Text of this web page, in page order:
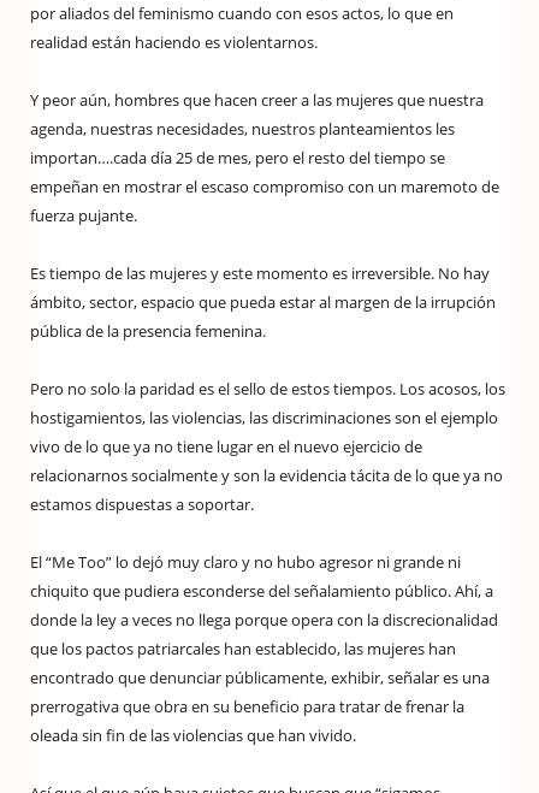
por aliados del feminismo cuando con esos actos, lo que en
realidad están haciendo es violentarnos.
Y peor aún, hombres que hacen creer a las mujeres que nuestra
agenda, nuestras necesidades, nuestros planteamientos les
importan….cada día 25 de mes, pero el resto del tiempo se
empeñan en mostrar el escaso compromiso con un maremoto de
fuerza pujante.
Es tiempo de las mujeres y este momento es irreversible. No hay
ámbito, sector, espacio que pueda estar al margen de la irrupción
pública de la presencia femenina.
Pero no solo la paridad es el sello de estos tiempos. Los acosos, los
hostigamientos, las violencias, las discriminaciones son el ejemplo
vivo de lo que ya no tiene lugar en el nuevo ejercicio de
relacionarnos socialmente y son la evidencia tácita de lo que ya no
estamos dispuestas a soportar.
El “Me Too” lo dejó muy claro y no hubo agresor ni grande ni
chiquito que pudiera esconderse del señalamiento público. Ahí, a
donde la ley a veces no llega porque opera con la discrecionalidad
que los pactos patriarcales han establecido, las mujeres han
encontrado que denunciar públicamente, exhibir, señalar es una
prerrogativa que obra en su beneficio para tratar de frenar la
oleada sin fin de las violencias que han vivido.